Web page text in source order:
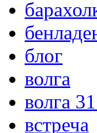
блог
волга
волга
встреча